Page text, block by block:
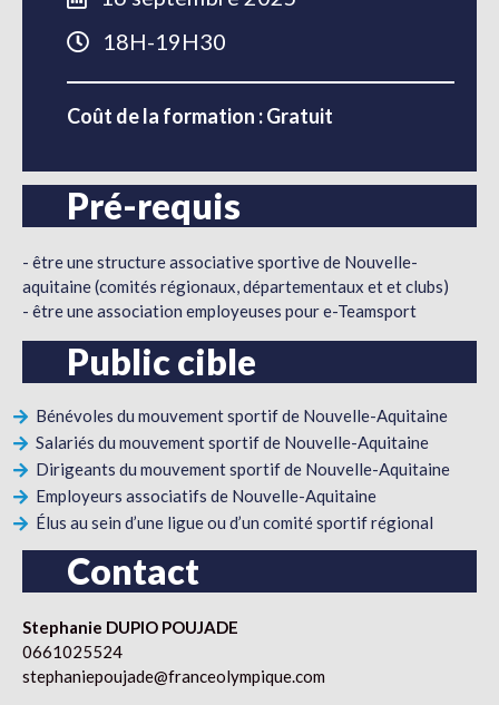
18H-19H30
Coût de la formation : Gratuit
Pré-requis
- être une structure associative sportive de Nouvelle-
aquitaine (comités régionaux, départementaux et et clubs)
- être une association employeuses pour e-Teamsport
Public cible
Bénévoles du mouvement sportif de Nouvelle-Aquitaine
Salariés du mouvement sportif de Nouvelle-Aquitaine
Dirigeants du mouvement sportif de Nouvelle-Aquitaine
Employeurs associatifs de Nouvelle-Aquitaine
Élus au sein d’une ligue ou d’un comité sportif régional
Contact
Stephanie DUPIO POUJADE
0661025524
stephaniepoujade@franceolympique.com